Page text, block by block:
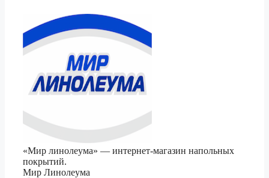
«Мир линолеума» — интернет-магазин напольных
покрытий.
Мир Линолеума